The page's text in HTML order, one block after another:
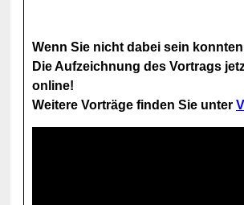
Wenn Sie nicht dabei sein
Die Aufzeichnung des Vortrags
online!
Weitere Vorträge finden Sie unter